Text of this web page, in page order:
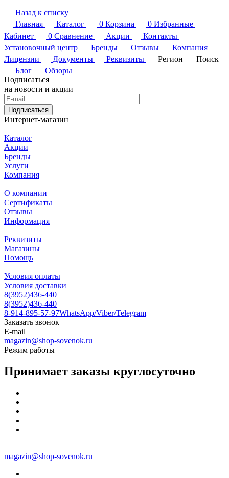
Назад к списку
Главная
Каталог 0 Корзина 0 Избранные
Кабинет
0 Сравнение Акции
Контакты
Установочный центр
Бренды Отзывы
Компания
Лицензии
Документы Реквизиты Регион
Поиск
Блог
Обзоры
Подписаться
на новости и акции
Подписаться
Интернет-магазин
Каталог
Акции
Бренды
Услуги
Компания
О компании
Сертификаты
Отзывы
Информация
Реквизиты
Магазины
Помощь
Условия оплаты
Условия доставки
8(3952)436-440
8(3952)436-440
8-914-895-57-97WhatsApp/Viber/Telegram
Заказать звонок
E-mail
magazin@shop-sovenok.ru
Режим работы
Принимает заказы круглосуточно
magazin@shop-sovenok.ru